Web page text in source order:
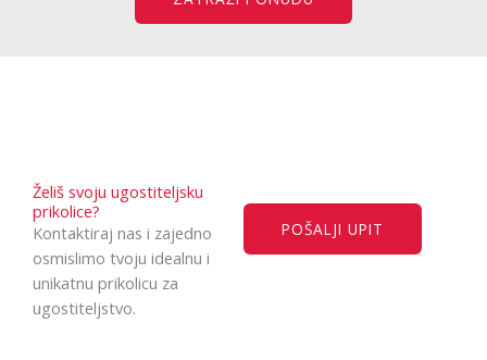
Želiš svoju ugostiteljsku
prikolice?
Kontaktiraj nas i zajedno
osmislimo tvoju idealnu i
unikatnu prikolicu za
ugostiteljstvo.
POŠALJI UPIT